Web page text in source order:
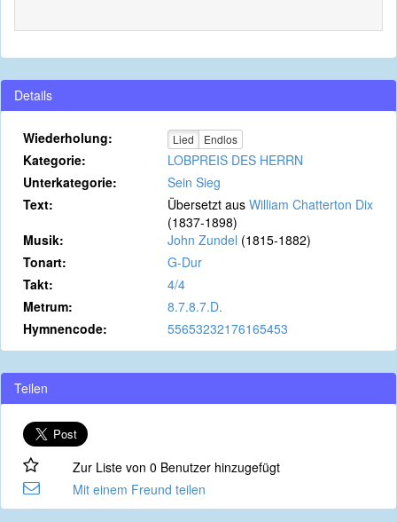
Details
Wiederholung: Lied Endlos
Kategorie:
LOBPREIS DES HERRN
Unterkategorie:
Sein Sieg
Text:
Übersetzt aus William Chatterton Dix
(1837-1898)
Musik:
John Zundel (1815-1882)
Tonart:
G-Dur
Takt:
4/4
Metrum:
8.7.8.7.D.
Hymnencode:
55653232176165453
Teilen
Zur Liste von 0 Benutzer hinzugefügt
Mit einem Freund teilen